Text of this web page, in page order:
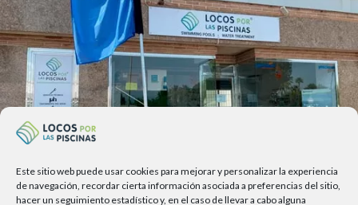
Este sitio web puede usar cookies para mejorar y personalizar la experiencia
de navegación, recordar cierta información asociada a preferencias del sitio,
hacer un seguimiento estadístico y, en el caso de llevar a cabo alguna